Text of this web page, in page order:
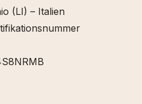
(LI) – Italien